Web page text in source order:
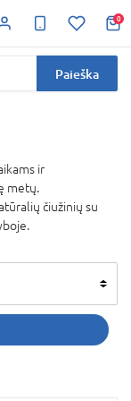
0
Paieška
ir
metų.
čiužinių su